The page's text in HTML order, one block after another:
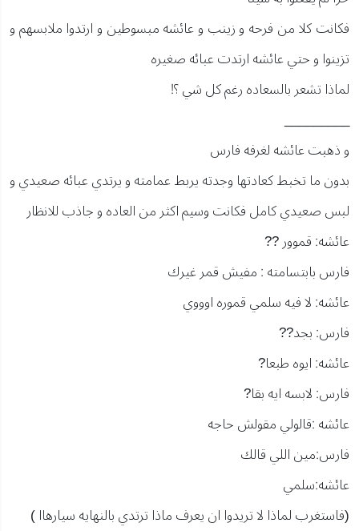
فكانت كلا من فرحه و زينب و عائشه مبسوطين و ارتدوا ملابسهم و
تزينوا و حتي عائشه ارتدت عبائه صغيره
لماذا تشعر بالسعاده رغم كل شي ؟!
_________
و ذهبت عائشه لغرفه فارس
بدون ما تخبط كعادتها وجدته يربط عمامته و يرتدي عبائه صعيدي و
لبس صعيدي كامل فكانت وسيم اكثر من العاده و جاذب للانظار
عائشه: قموور ??
فارس بابتسامته : مفيش قمر غيرك
عائشه: لا فيه سلمي قموره اوووي
فارس: بجد??
عائشه: ايوه طبعا?
فارس: لابسه ايه بقا?
عائشه :قالولي مقولش حاجه
فارس:مين اللي قالك
عائشه:سلمي
(فاستغرب لماذا لا تريدوا ان يعرف ماذا ترتدي بالنهايه سيارهاا )